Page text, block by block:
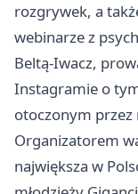
rozgrywek, a
webinarze z
Beltą-Iwacz,
Instagramie o
otoczonym
Organizatorem
największa w